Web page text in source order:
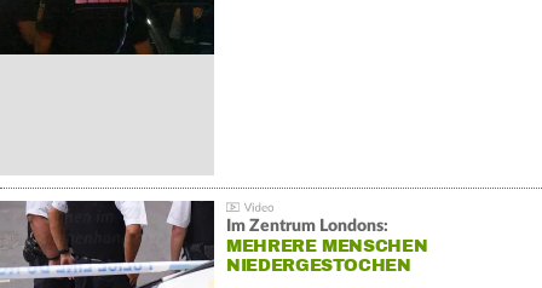
Im Zentrum Londons:
MEHRERE MENSCHEN
NIEDERGESTOCHEN